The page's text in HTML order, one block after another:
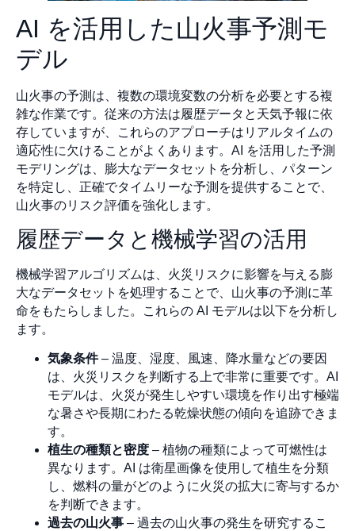
AI を活用した山火事予測モ
デル
山火事の予測は、複数の環境変数の分析を必要とする複
雑な作業です。従来の方法は履歴データと天気予報に依
存していますが、これらのアプローチはリアルタイムの
適応性に欠けることがよくあります。AI を活用した予測
モデリングは、膨大なデータセットを分析し、パターン
を特定し、正確でタイムリーな予測を提供することで、
山火事のリスク評価を強化します。
履歴データと機械学習の活用
機械学習アルゴリズムは、火災リスクに影響を与える膨
大なデータセットを処理することで、山火事の予測に革
命をもたらしました。これらの AI モデルは以下を分析し
ます。
気象条件– 温度、湿度、風速、降水量などの要因
は、火災リスクを判断する上で非常に重要です。AI
モデルは、火災が発生しやすい環境を作り出す極端
な暑さや長期にわたる乾燥状態の傾向を追跡できま
す。
植生の種類と密度 – 植物の種類によって可燃性は
異なります。AI は衛星画像を使用して植生を分類
し、燃料の量がどのように火災の拡大に寄与するか
を判断できます。
過去の山火事 – 過去の山火事の発生を研究するこ